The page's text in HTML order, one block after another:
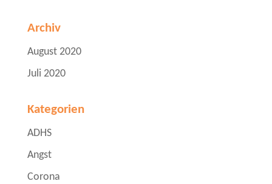
Archiv
August 2020
Juli 2020
Kategorien
ADHS
Angst
Corona